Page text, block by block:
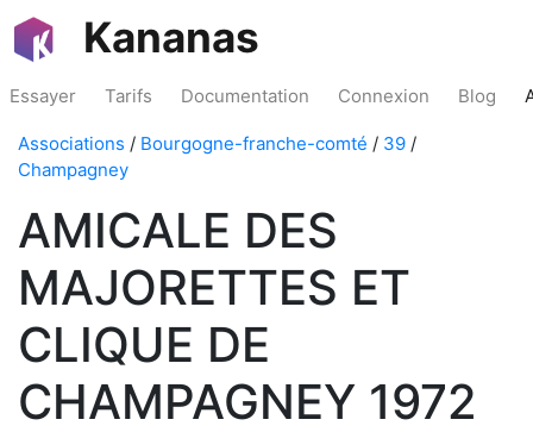
Kananas
Essayer Tarifs Documentation Connexion Blog
Associations / Bourgogne-franche-comté / 39 /
Champagney
AMICALE DES
MAJORETTES ET
CLIQUE DE
CHAMPAGNEY 1972